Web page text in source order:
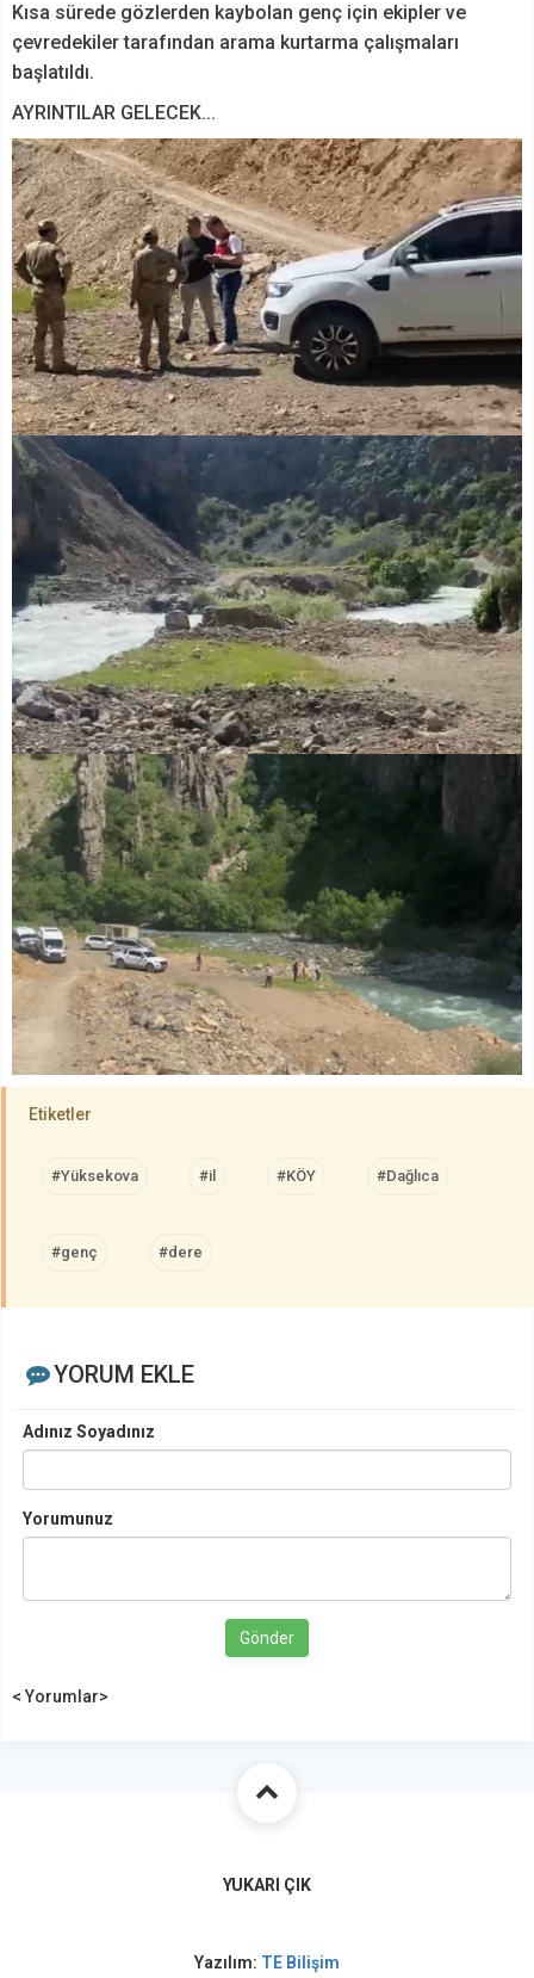
Kısa sürede gözlerden kaybolan genç için ekipler ve
çevredekiler tarafından arama kurtarma çalışmaları
başlatıldı.
AYRINTILAR GELECEK...
Etiketler
#Yüksekova #il #KÖY #Dağlıca
#genç #dere
YORUM EKLE
Adınız Soyadınız
Yorumunuz
Gönder
< Yorumlar>
YUKARI ÇIK
Yazılım: TE Bilişim